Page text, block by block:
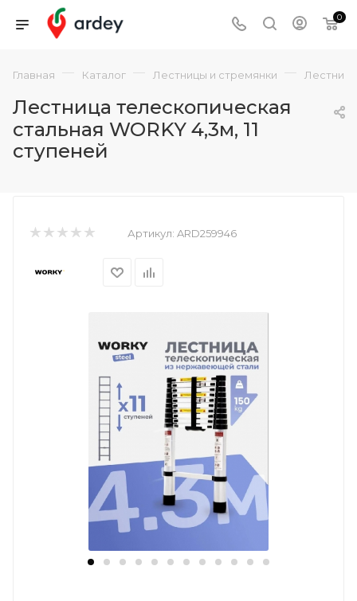
0
Главная — Каталог — Лестницы и стремянки —
Лестница телескопическая
стальная WORKY 4,3м, 11
ступеней
Артикул: ARD259946